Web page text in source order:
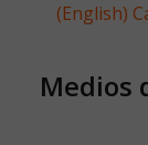
(English)
Medios